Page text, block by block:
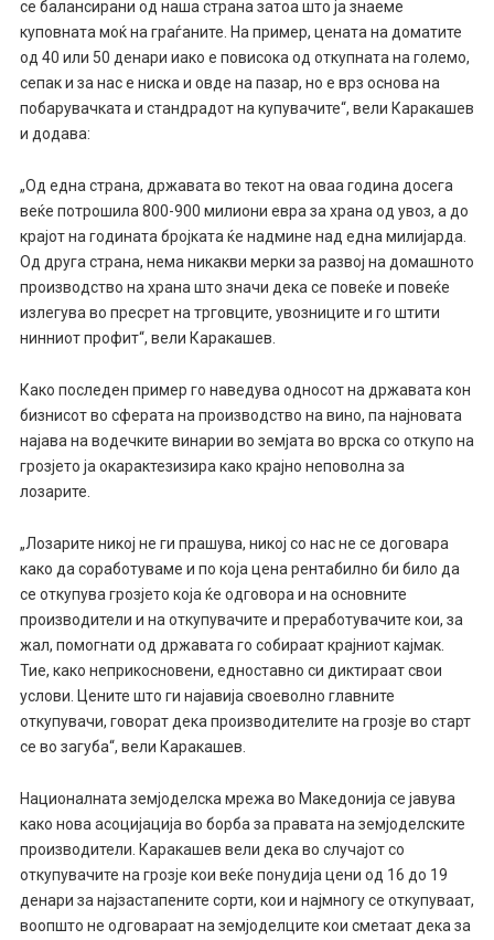
се балансирани од наша страна затоа што ја знаеме
куповната моќ на граѓаните. На пример, цената на доматите
од 40 или 50 денари иако е повисока од откупната на големо,
сепак и за нас е ниска и овде на пазар, но е врз основа на
побарувачката и стандрадот на купувачите“, вели Каракашев
и додава:
„Од една страна, државата во текот на оваа година досега
веќе потрошила 800-900 милиони евра за храна од увоз, а до
крајот на годината бројката ќе надмине над една милијарда.
Од друга страна, нема никакви мерки за развој на домашното
производство на храна што значи дека се повеќе и повеќе
излегува во пресрет на трговците, увозниците и го штити
нинниот профит“, вели Каракашев.
Како последен пример го наведува односот на државата кон
бизнисот во сферата на производство на вино, па најновата
најава на водечките винарии во земјата во врска со откупо на
грозјето ја окарактезизира како крајно неповолна за
лозарите.
„Лозарите никој не ги прашува, никој со нас не се договара
како да соработуваме и по која цена рентабилно би било да
се откупува грозјето која ќе одговора и на основните
производители и на откупувачите и преработувачите кои, за
жал, помогнати од државата го собираат крајниот кајмак.
Тие, како неприкосновени, едноставно си диктираат свои
услови. Цените што ги најавија своеволно главните
откупувачи, говорат дека производителите на грозје во старт
се во загуба“, вели Каракашев.
Националната земјоделска мрежа во Македонија се јавува
како нова асоцијација во борба за правата на земјоделските
производители. Каракашев вели дека во случајот со
откупувачите на грозје кои веќе понудија цени од 16 до 19
денари за најзастапените сорти, кои и најмногу се откупуваат,
воопшто не одговараат на земјоделците кои сметаат дека за